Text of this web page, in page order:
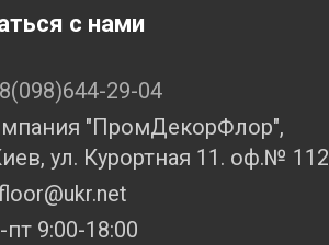
с нами
29-04
"ПромДекорФлор",
ул. Курортная 11. оф.№ 112
пт 9:00-18:00